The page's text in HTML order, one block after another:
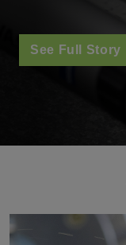
See Full Story